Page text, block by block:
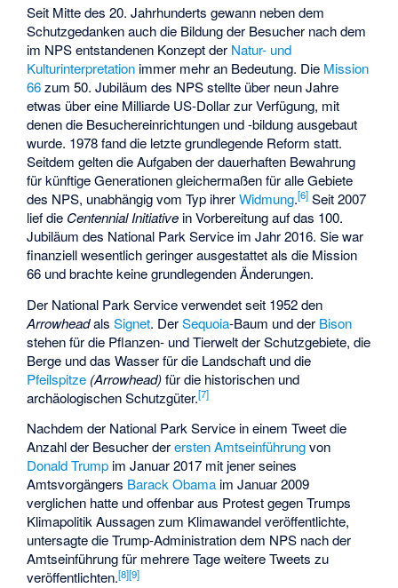
Seit Mitte des 20. Jahrhunderts gewann neben dem
Schutzgedanken auch die Bildung der Besucher nach dem
im NPS entstandenen Konzept der Natur- und
Kulturinterpretation immer mehr an Bedeutung. Die Mission
66zum 50. Jubiläum des NPS stellte über neun Jahre
etwas über eine Milliarde US-Dollar zur Verfügung, mit
denen die Besuchereinrichtungen und -bildung ausgebaut
wurde. 1978 fand die letzte grundlegende Reform statt.
Seitdem gelten die Aufgaben der dauerhaften Bewahrung
für künftige Generationen gleichermaßen für alle Gebiete
des NPS, unabhängig vom Typ ihrerWidmung.[6] Seit 2007
lief die Centennial Initiative in Vorbereitung auf das 100.
Jubiläum des National Park Service im Jahr 2016. Sie war
finanziell wesentlich geringer ausgestattet als die Mission
66 und brachte keine grundlegenden Änderungen.
Der National Park Service verwendet seit 1952 den
ArrowheadalsSignet. DerSequoia-Baum und der Bison
stehen für die Pflanzen- und Tierwelt der Schutzgebiete, die
Berge und das Wasser für die Landschaft und die
Pfeilspitze (Arrowhead)für die historischen und
archäologischen Schutzgüter.[7]
Nachdem der National Park Service in einem Tweet die
Anzahl der Besucher derersten Amtseinführungvon
Donald Trump im Januar 2017 mit jener seines
Amtsvorgängers Barack Obama im Januar 2009
verglichen hatte und offenbar aus Protest gegen Trumps
Klimapolitik Aussagen zum Klimawandel veröffentlichte,
untersagte die Trump-Administration dem NPS nach der
Amtseinführung für mehrere Tage weitere Tweets zu
veröffentlichten.[8][9]